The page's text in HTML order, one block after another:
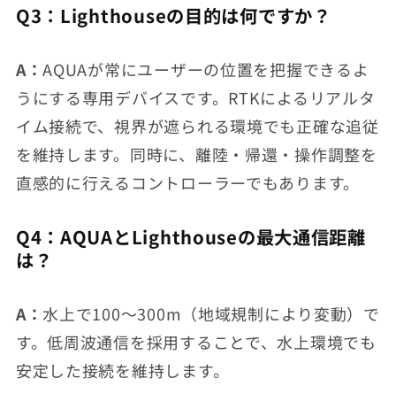
Q3：Lighthouseの目的は何ですか？
A：AQUAが常にユーザーの位置を把握できるよ
うにする専用デバイスです。RTKによるリアルタ
イム接続で、視界が遮られる環境でも正確な追従
を維持します。同時に、離陸・帰還・操作調整を
直感的に行えるコントローラーでもあります。
Q4：AQUAとLighthouseの最大通信距離
は？
A：水上で100〜300m（地域規制により変動）で
す。低周波通信を採用することで、水上環境でも
安定した接続を維持します。